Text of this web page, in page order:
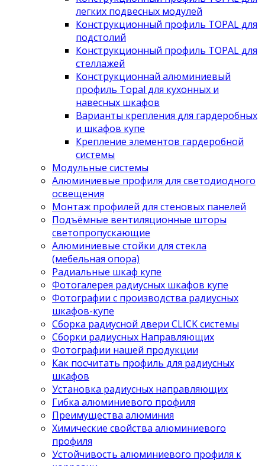
легких подвесных модулей
Конструкционный профиль TOPAL для
подстолий
Конструкционный профиль TOPAL для
стеллажей
Конструкционнай алюминиевый
профиль Topal для кухонных и
навесных шкафов
Варианты крепления для гардеробных
и шкафов купе
Крепление элементов гардеробной
системы
Модульные системы
Алюминиевые профиля для светодиодного
освещения
Монтаж профилей для стеновых панелей
Подъёмные вентиляционные шторы
светопропускающие
Алюминиевые стойки для стекла
(мебельная опора)
Радиальные шкаф купе
Фотогалерея радиусных шкафов купе
Фотографии с производства радиусных
шкафов-купе
Сборка радиусной двери CLICK системы
Сборки радиусных Направляющих
Фотографии нашей продукции
Как посчитать профиль для радиусных
шкафов
Установка радиусных направляющих
Гибка алюминиевого профиля
Преимущества алюминия
Химические свойства алюминиевого
профиля
Устойчивость алюминиевого профиля к